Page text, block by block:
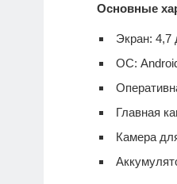
Основные
Экран: 4,7
ОС:
Главная
Камера